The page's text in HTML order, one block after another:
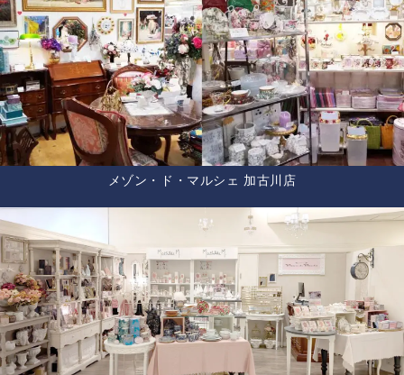
メゾン・ド・マルシェ 加古川店